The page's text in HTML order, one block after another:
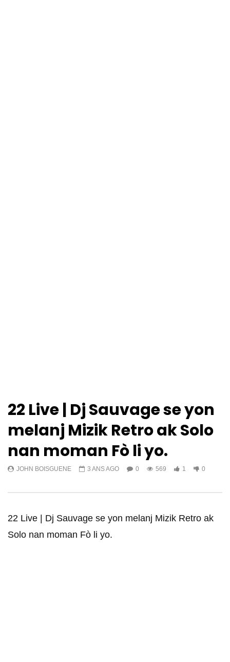
22 Live | Dj Sauvage se yon
melanj Mizik Retro ak Solo
nan moman Fò li yo.
JOHN BOISGUENE 3 ANS AGO 0 569 1 0
22 Live | Dj Sauvage se yon melanj Mizik Retro ak
Solo nan moman Fò li yo.